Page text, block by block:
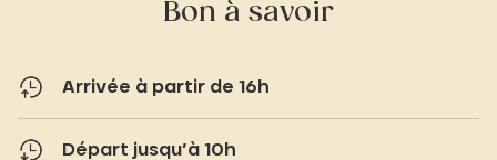
Bon à savoir
Arrivée à partir de 16h
Départ jusqu’à 10h